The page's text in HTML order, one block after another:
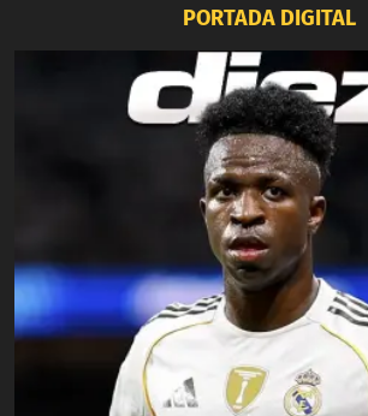
PORTADA DIGITAL